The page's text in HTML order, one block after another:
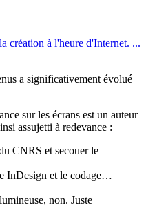
création à l'heure d'Internet. ...
a significativement évolué
sur les écrans est un auteur
assujetti à redevance :
CNRS et secouer le
InDesign et le codage…
non. Juste